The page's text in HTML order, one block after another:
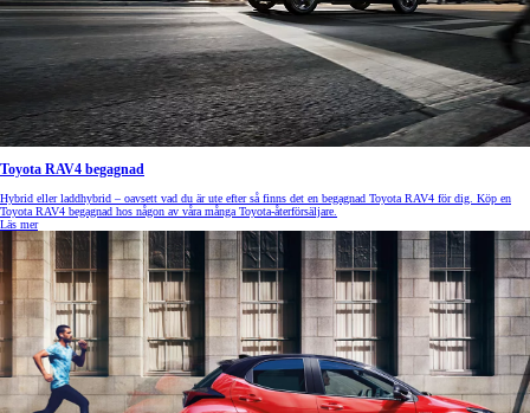
Toyota RAV4 begagnad
Hybrid eller laddhybrid – oavsett vad du är ute efter så finns det en begagnad Toyota RAV4 för dig. Köp en
Toyota RAV4 begagnad hos någon av våra många Toyota-återförsäljare.
Läs mer